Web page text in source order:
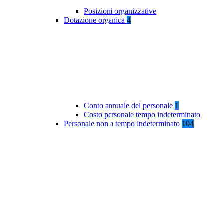
Posizioni organizzative
Dotazione organica 4
Conto annuale del personale 1
Costo personale tempo indeterminato
Personale non a tempo indeterminato 104